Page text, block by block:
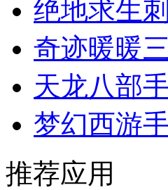
绝地求生
奇迹暖暖
天龙八部
梦幻西游
推荐应用